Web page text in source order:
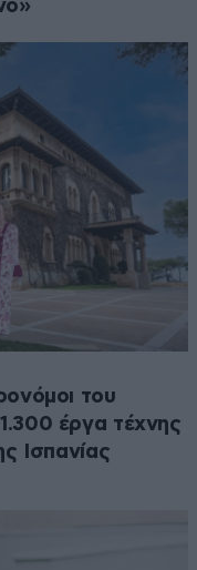
του
έργα τέχνης
Ισπανίας